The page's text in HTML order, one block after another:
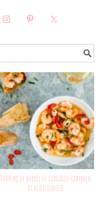
Voor bij de borrel // Garnalen gebakken
in knoflookolie